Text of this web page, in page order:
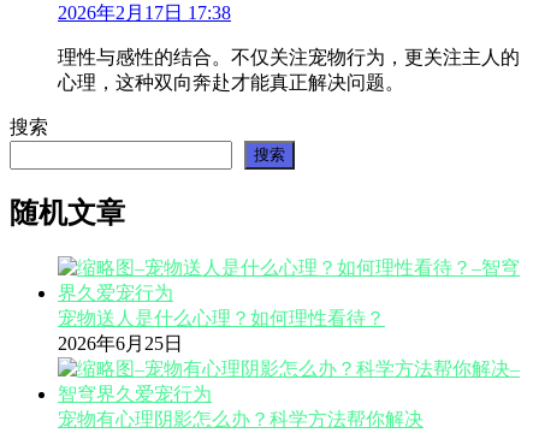
2026年2月17日 17:38
理性与感性的结合。不仅关注宠物行为，更关注主人的
心理，这种双向奔赴才能真正解决问题。
搜索
搜索
随机文章
宠物送人是什么心理？如何理性看待？
2026年6月25日
宠物有心理阴影怎么办？科学方法帮你解决